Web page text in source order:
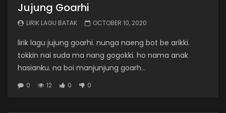
Jujung Goarhi
LIRIK LAGU BATAK OCTOBER 10, 2020
lirik lagu jujung goarhi. nunga naeng bot be arikki.
tokkin nai suda ma nang gogokki. ho nama anak
hasianku. na boi manjunjung goarh...
0 12 0 0